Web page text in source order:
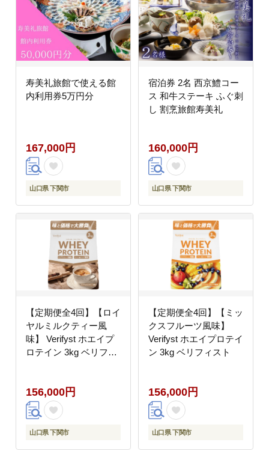
寿美礼旅館で使える館
内利用券5万円分
167,000円
山口県 下関市
宿泊券 2名 西京鱧コー
ス 和牛ステーキ ふぐ刺
し 割烹旅館寿美礼
160,000円
山口県 下関市
【定期便全4回】【ロイ
ヤルミルクティー風
味】 Verifyst ホエイプ
ロテイン 3kg ベリフィ
156,000円
山口県 下関市
【定期便全4回】【ミッ
クスフルーツ風味】
Verifyst ホエイプロテイ
ン 3kg ベリフィスト
156,000円
山口県 下関市